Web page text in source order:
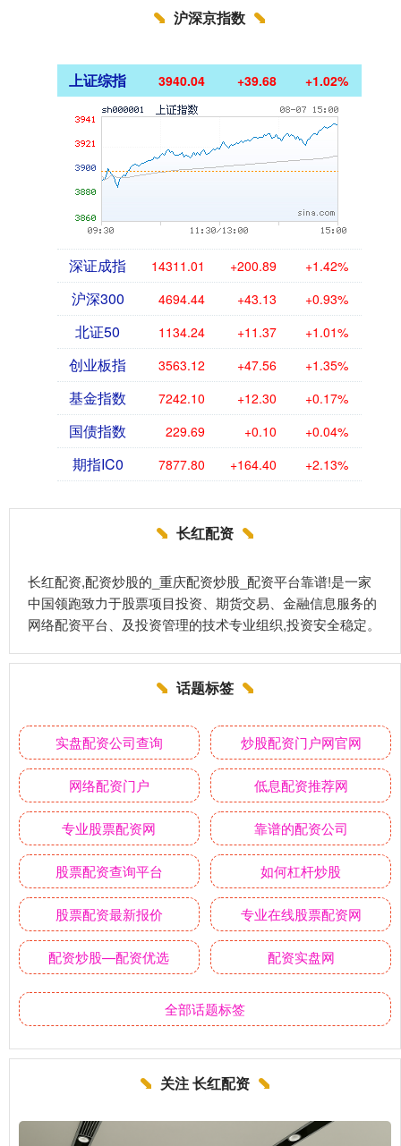
沪深京指数
上证综指 3940.04 +39.68 +1.02%
深证成指 14311.01 +200.89 +1.42%
沪深300 4694.44 +43.13 +0.93%
北证50 1134.24 +11.37 +1.01%
创业板指 3563.12 +47.56 +1.35%
基金指数 7242.10 +12.30 +0.17%
国债指数 229.69 +0.10 +0.04%
期指IC0 7877.80 +164.40 +2.13%
长红配资
长红配资,配资炒股的_重庆配资炒股_配资平台靠谱!是一家
中国领跑致力于股票项目投资、期货交易、金融信息服务的
网络配资平台、及投资管理的技术专业组织,投资安全稳定。
话题标签
实盘配资公司查询 炒股配资门户网官网
网络配资门户 低息配资推荐网
专业股票配资网 靠谱的配资公司
股票配资查询平台 如何杠杆炒股
股票配资最新报价 专业在线股票配资网
配资炒股—配资优选 配资实盘网
全部话题标签
关注 长红配资